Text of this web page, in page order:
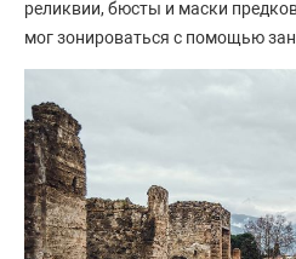
реликвии, бюсты и маски
мог зонироваться с помощью